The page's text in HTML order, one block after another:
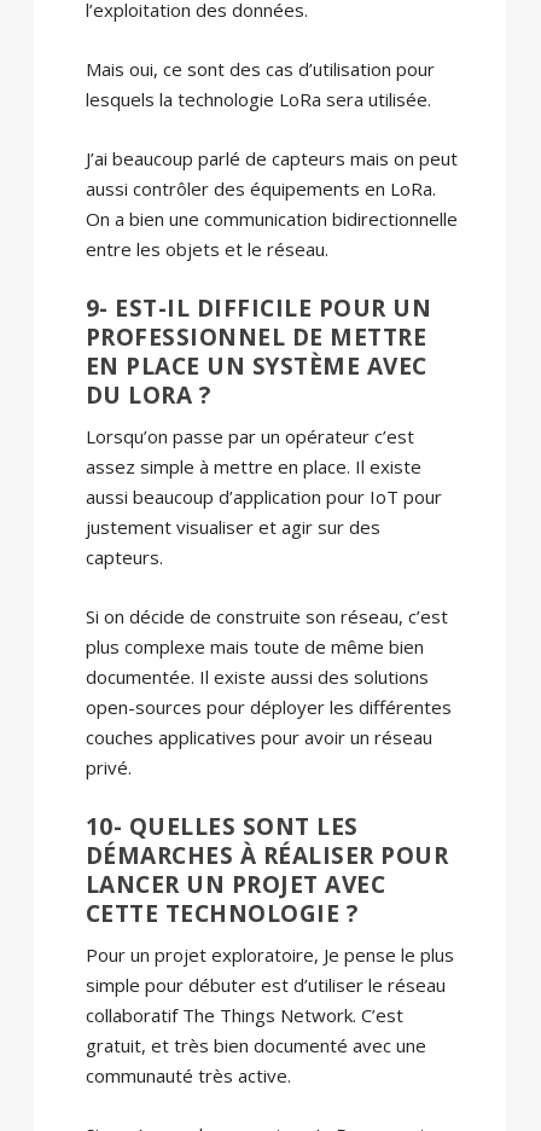
l’exploitation des données.
Mais oui, ce sont des cas d’utilisation pour
lesquels la technologie LoRa sera utilisée.
J’ai beaucoup parlé de capteurs mais on peut
aussi contrôler des équipements en LoRa.
On a bien une communication bidirectionnelle
entre les objets et le réseau.
9- EST-IL DIFFICILE POUR UN
PROFESSIONNEL DE METTRE
EN PLACE UN SYSTÈME AVEC
DU LORA ?
Lorsqu’on passe par un opérateur c’est
assez simple à mettre en place. Il existe
aussi beaucoup d’application pour IoT pour
justement visualiser et agir sur des
capteurs.
Si on décide de construite son réseau, c’est
plus complexe mais toute de même bien
documentée. Il existe aussi des solutions
open-sources pour déployer les différentes
couches applicatives pour avoir un réseau
privé.
10- QUELLES SONT LES
DÉMARCHES À RÉALISER POUR
LANCER UN PROJET AVEC
CETTE TECHNOLOGIE ?
Pour un projet exploratoire, Je pense le plus
simple pour débuter est d’utiliser le réseau
collaboratif The Things Network. C’est
gratuit, et très bien documenté avec une
communauté très active.